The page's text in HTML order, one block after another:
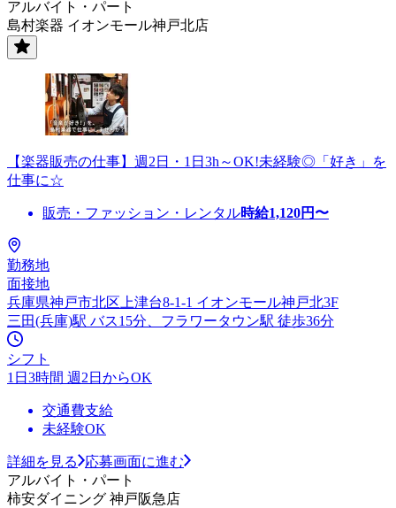
アルバイト・パート
島村楽器 イオンモール神戸北店
【楽器販売の仕事】週2日・1日3h～OK!未経験◎「好き」を
仕事に☆
販売・ファッション・レンタル時給1,120円〜
勤務地
面接地
兵庫県神戸市北区上津台8-1-1 イオンモール神戸北3F
三田(兵庫)駅 バス15分、フラワータウン駅 徒歩36分
シフト
1日3時間 週2日からOK
交通費支給
未経験OK
詳細を見る
応募画面に進む
アルバイト・パート
柿安ダイニング 神戸阪急店